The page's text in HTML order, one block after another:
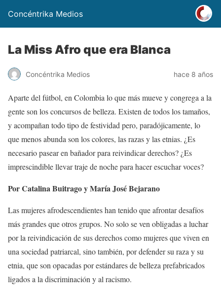
Concéntrika Medios
La Miss Afro que era Blanca
Concéntrika Medios hace 8 años
Aparte del fútbol, en Colombia lo que más mueve y congrega a la
gente son los concursos de belleza. Existen de todos los tamaños,
y acompañan todo tipo de festividad pero, paradójicamente, lo
que menos abunda son los colores, las razas y las etnias. ¿Es
necesario pasear en bañador para reivindicar derechos? ¿Es
imprescindible llevar traje de noche para hacer escuchar voces?
Por Catalina Buitrago y María José Bejarano
Las mujeres afrodescendientes han tenido que afrontar desafíos
más grandes que otros grupos. No solo se ven obligadas a luchar
por la reivindicación de sus derechos como mujeres que viven en
una sociedad patriarcal, sino también, por defender su raza y su
etnia, que son opacadas por estándares de belleza prefabricados
ligados a la discriminación y al racismo.